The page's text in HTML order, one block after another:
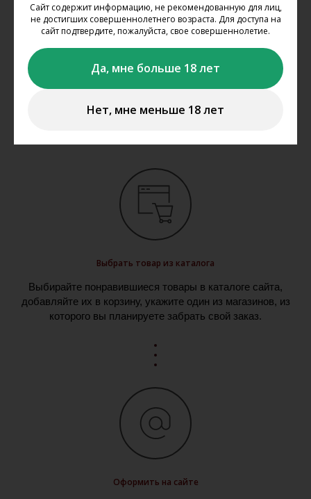
Сайт содержит информацию, не рекомендованную для лиц,
не достигших совершеннолетнего возраста. Для доступа на
сайт подтвердите, пожалуйста, свое совершеннолетие.
Да, мне больше 18 лет
Нет, мне меньше 18 лет
Мы не осуществляем дистанционную
продажу и доставку алкогольной и
табачной продукции. Вы можете
забронировать представленную на
сайте продукциюwww.gal-vin.ruи
приобрести её в нашем магазине
Выбрать товар из каталога
Выбирайте понравившиеся товары в каталоге сайта,
добавляйте их в корзину, укажите один из магазинов, из
которого вы планируете забрать свой заказ.
Оформить на сайте